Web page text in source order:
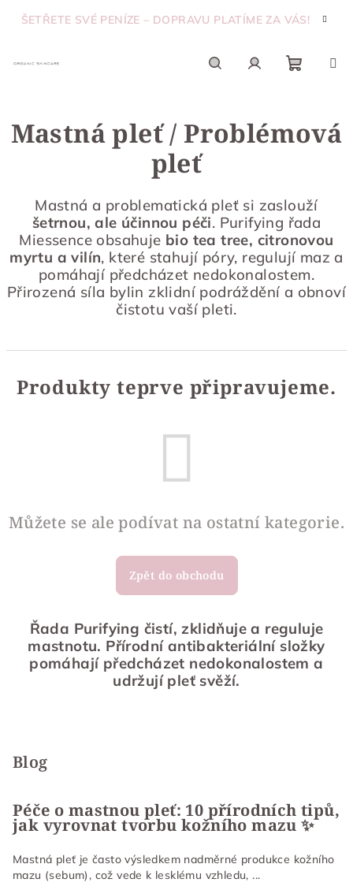
ŠETŘETE SVÉ PENÍZE – DOPRAVU PLATÍME ZA VÁS!
košík
Mastná pleť / Problémová
pleť
Mastná a problematická pleť si zaslouží
šetrnou, ale účinnou péči. Purifying řada
Miessence obsahuje bio tea tree, citronovou
myrtu a vilín, které stahují póry, regulují maz a
pomáhají předcházet nedokonalostem.
Přirozená síla bylin zklidní podráždění a obnoví
čistotu vaší pleti.
Produkty teprve připravujeme.
Můžete se ale podívat na ostatní kategorie.
Zpět do obchodu
Řada Purifying čistí, zklidňuje a reguluje
mastnotu. Přírodní antibakteriální složky
pomáhají předcházet nedokonalostem a
udržují pleť svěží.
Blog
Péče o mastnou pleť: 10 přírodních tipů,
jak vyrovnat tvorbu kožního mazu ✨
Mastná pleť je často výsledkem nadměrné produkce kožního
mazu (sebum), což vede k lesklému vzhledu, ...